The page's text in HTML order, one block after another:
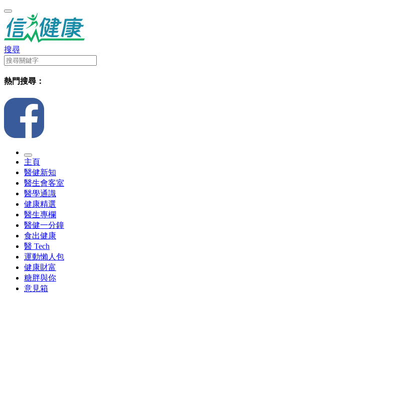
搜尋
熱門搜尋：
主頁
醫健新知
醫生會客室
醫學通識
健康精選
醫生專欄
醫健一分鐘
食出健康
醫 Tech
運動懶人包
健康財富
糖胖與你
意見箱